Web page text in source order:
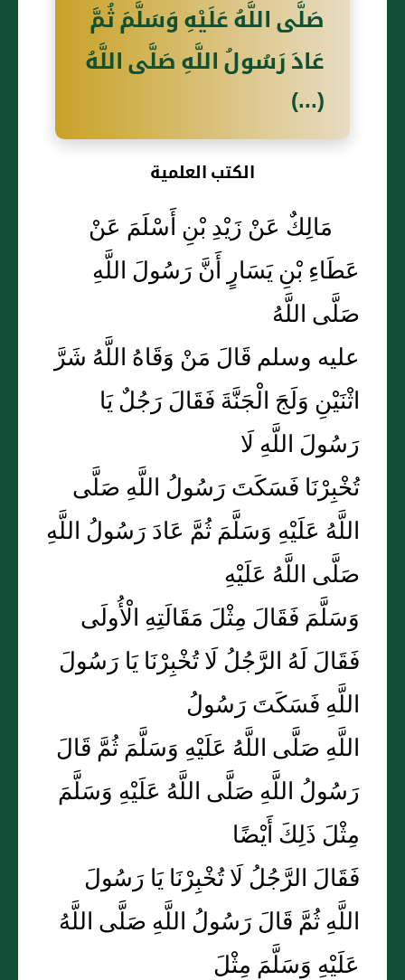
صَلَّى اللَّهُ عَلَيْهِ وَسَلَّمَ ثُمَّ
عَادَ رَسُولُ اللَّهِ صَلَّى اللَّهُ
(...)
الكتب العلمية
مَالِكٌ عَنْ زَيْدِ بْنِ أَسْلَمَ عَنْ
عَطَاءِ بْنِ يَسَارٍ أَنَّ رَسُولَ اللَّهِ
صَلَّى اللَّهُ
عليه وسلم قَالَ مَنْ وَقَاهُ اللَّهُ شَرَّ
اثْنَيْنِ وَلَجَ الْجَنَّةَ فَقَالَ رَجُلٌ يَا
رَسُولَ اللَّهِ لَا
تُخْبِرْنَا فَسَكَتَ رَسُولُ اللَّهِ صَلَّى
اللَّهُ عَلَيْهِ وَسَلَّمَ ثُمَّ عَادَ رَسُولُ اللَّهِ
صَلَّى اللَّهُ عَلَيْهِ
وَسَلَّمَ فَقَالَ مِثْلَ مَقَالَتِهِ الْأُولَى
فَقَالَ لَهُ الرَّجُلُ لَا تُخْبِرْنَا يَا رَسُولَ
اللَّهِ فَسَكَتَ رَسُولُ
اللَّهِ صَلَّى اللَّهُ عَلَيْهِ وَسَلَّمَ ثُمَّ قَالَ
رَسُولُ اللَّهِ صَلَّى اللَّهُ عَلَيْهِ وَسَلَّمَ
مِثْلَ ذَلِكَ أَيْضًا
فَقَالَ الرَّجُلُ لَا تُخْبِرْنَا يَا رَسُولَ
اللَّهِ ثُمَّ قَالَ رَسُولُ اللَّهِ صَلَّى اللَّهُ
عَلَيْهِ وَسَلَّمَ مِثْلَ